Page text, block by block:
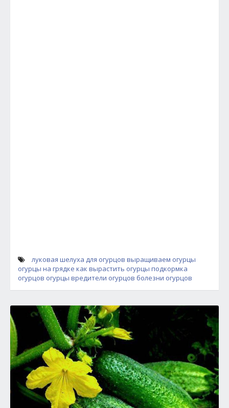
луковая шелуха для огурцов выращиваем огурцы
огурцы на грядке как вырастить огурцы подкормка
огурцов огурцы вредители огурцов болезни огурцов